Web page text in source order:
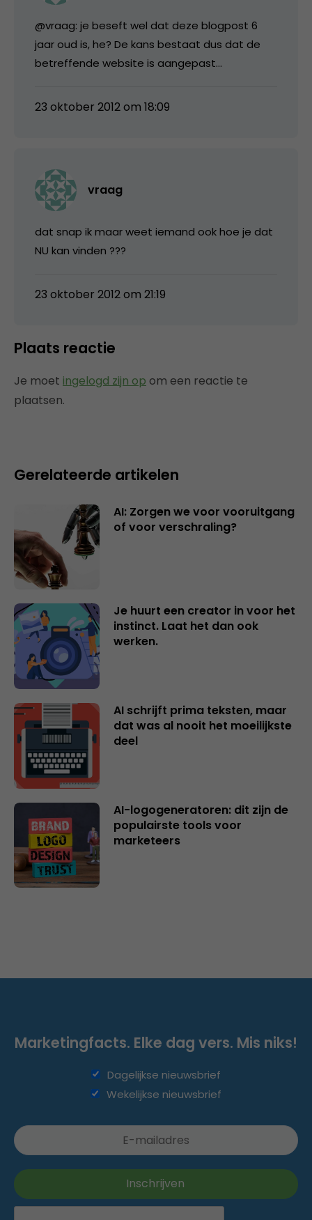
@vraag: je beseft wel dat deze blogpost 6
jaar oud is, he? De kans bestaat dus dat de
betreffende website is aangepast…
23 oktober 2012 om 18:09
vraag
dat snap ik maar weet iemand ook hoe je dat
NU kan vinden ???
23 oktober 2012 om 21:19
Plaats reactie
Je moet ingelogd zijn op om een reactie te
plaatsen.
Gerelateerde artikelen
AI: Zorgen we voor vooruitgang
of voor verschraling?
Je huurt een creator in voor het
instinct. Laat het dan ook
werken.
AI schrijft prima teksten, maar
dat was al nooit het moeilijkste
deel
AI-logogeneratoren: dit zijn de
populairste tools voor
marketeers
Marketingfacts. Elke dag vers. Mis niks!
Dagelijkse nieuwsbrief
Wekelijkse nieuwsbrief